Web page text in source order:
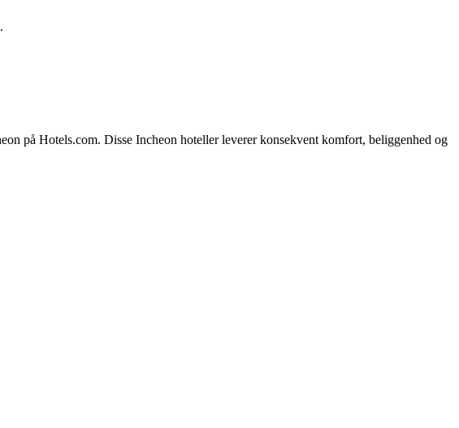
på Hotels.com. Disse Incheon hoteller leverer konsekvent komfort, beliggenhed og